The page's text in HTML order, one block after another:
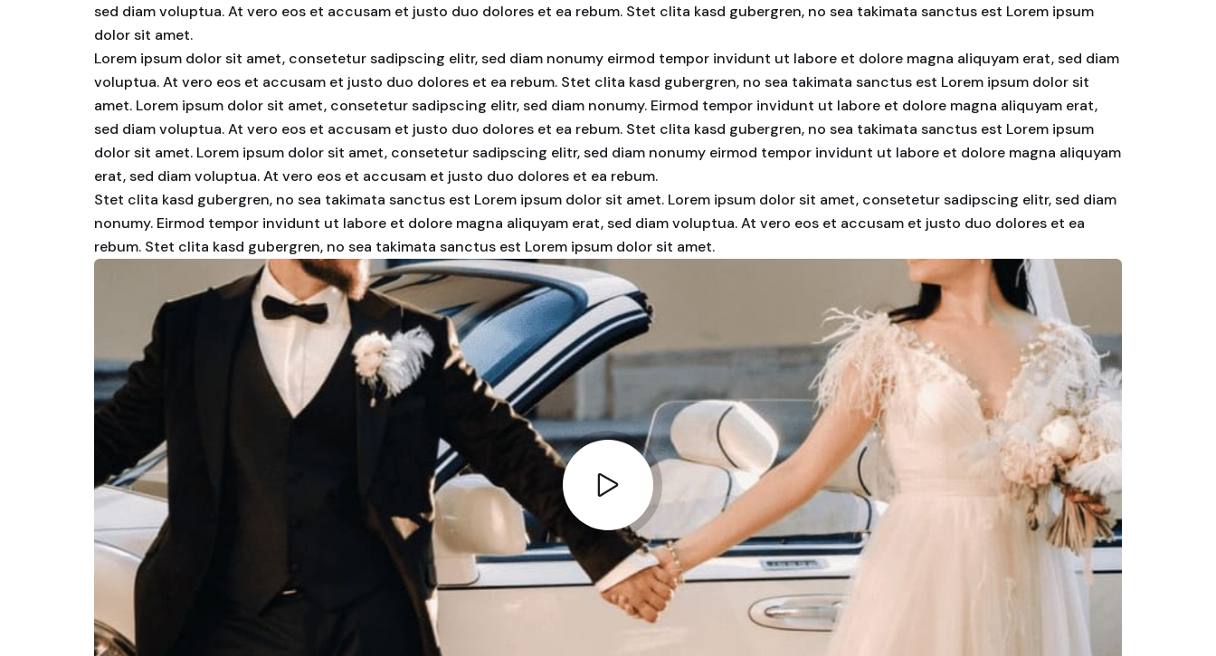
sed diam voluptua. At vero eos et accusam et justo duo dolores et ea rebum. Stet clita kasd gubergren, no sea takimata sanctus est Lorem ipsum
dolor sit amet.
Lorem ipsum dolor sit amet, consetetur sadipscing elitr, sed diam nonumy eirmod tempor invidunt ut labore et dolore magna aliquyam erat, sed diam
voluptua. At vero eos et accusam et justo duo dolores et ea rebum. Stet clita kasd gubergren, no sea takimata sanctus est Lorem ipsum dolor sit
amet. Lorem ipsum dolor sit amet, consetetur sadipscing elitr, sed diam nonumy. Eirmod tempor invidunt ut labore et dolore magna aliquyam erat,
sed diam voluptua. At vero eos et accusam et justo duo dolores et ea rebum. Stet clita kasd gubergren, no sea takimata sanctus est Lorem ipsum
dolor sit amet. Lorem ipsum dolor sit amet, consetetur sadipscing elitr, sed diam nonumy eirmod tempor invidunt ut labore et dolore magna aliquyam
erat, sed diam voluptua. At vero eos et accusam et justo duo dolores et ea rebum.
Stet clita kasd gubergren, no sea takimata sanctus est Lorem ipsum dolor sit amet. Lorem ipsum dolor sit amet, consetetur sadipscing elitr, sed diam
nonumy. Eirmod tempor invidunt ut labore et dolore magna aliquyam erat, sed diam voluptua. At vero eos et accusam et justo duo dolores et ea
rebum. Stet clita kasd gubergren, no sea takimata sanctus est Lorem ipsum dolor sit amet.